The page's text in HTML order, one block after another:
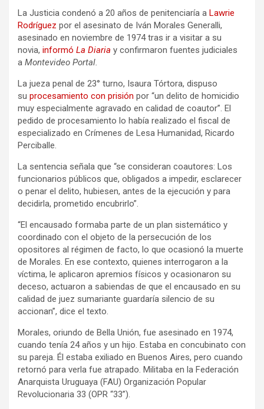
La Justicia condenó a 20 años de penitenciaría a Lawrie
Rodríguez por el asesinato de Iván Morales Generalli,
asesinado en noviembre de 1974 tras ir a visitar a su
novia, informó La Diaria y confirmaron fuentes judiciales
a Montevideo Portal.
La jueza penal de 23° turno, Isaura Tórtora, dispuso
su procesamiento con prisión por “un delito de homicidio
muy especialmente agravado en calidad de coautor”. El
pedido de procesamiento lo había realizado el fiscal de
especializado en Crímenes de Lesa Humanidad, Ricardo
Perciballe.
La sentencia señala que “se consideran coautores: Los
funcionarios públicos que, obligados a impedir, esclarecer
o penar el delito, hubiesen, antes de la ejecución y para
decidirla, prometido encubrirlo”.
“El encausado formaba parte de un plan sistemático y
coordinado con el objeto de la persecución de los
opositores al régimen de facto, lo que ocasionó la muerte
de Morales. En ese contexto, quienes interrogaron a la
víctima, le aplicaron apremios físicos y ocasionaron su
deceso, actuaron a sabiendas de que el encausado en su
calidad de juez sumariante guardaría silencio de su
accionan”, dice el texto.
Morales, oriundo de Bella Unión, fue asesinado en 1974,
cuando tenía 24 años y un hijo. Estaba en concubinato con
su pareja. Él estaba exiliado en Buenos Aires, pero cuando
retornó para verla fue atrapado. Militaba en la Federación
Anarquista Uruguaya (FAU) Organización Popular
Revolucionaria 33 (OPR “33”).